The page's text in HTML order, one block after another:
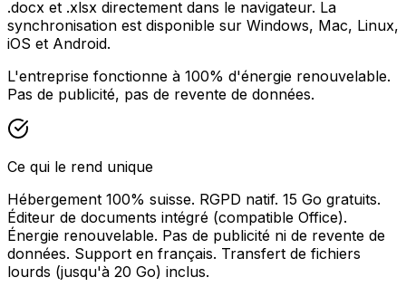
.docx et .xlsx directement dans le navigateur. La
synchronisation est disponible sur Windows, Mac, Linux,
iOS et Android.
L'entreprise fonctionne à 100% d'énergie renouvelable.
Pas de publicité, pas de revente de données.
Ce qui le rend unique
Hébergement 100% suisse. RGPD natif. 15 Go gratuits.
Éditeur de documents intégré (compatible Office).
Énergie renouvelable. Pas de publicité ni de revente de
données. Support en français. Transfert de fichiers
lourds (jusqu'à 20 Go) inclus.